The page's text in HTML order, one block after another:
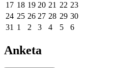
17 18 19 20 21 22 23
24 25 26 27 28 29 30
31 1 2 3 4 5 6
Anketa